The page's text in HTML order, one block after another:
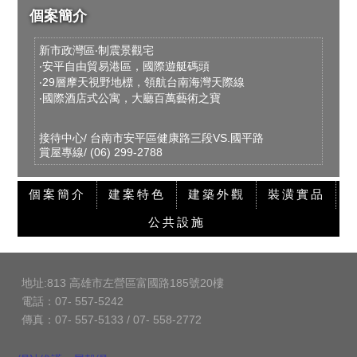
個案簡介
新市政灣區‧制震景觀宅
‧安平自由貿易港區，國際遊艇碼頭
‧29層摩天視野地標，領航台南海灣天際線
‧國際酒店式公寓，大廳百萬藝術之寶
接待中心/ 台南市安平區健康路三段VS.國平路
賞屋專線/ (06) 299-2788
個案簡介 建案特色 建築外觀 裝潢實品
公共設施
地址:813 高雄市左營區富國路185號20樓
電話：07- 557-5242
傳真：07- 557-5133 / 07- 558-2772